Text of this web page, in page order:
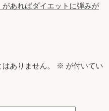
あればダイエットに弾みが
ありません。 ※ が付いてい